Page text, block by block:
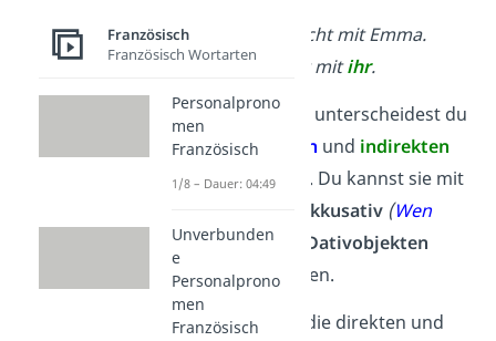
→ Timon spricht mit Emma.
Timon spricht mitihr.
Im Französischen unterscheidest du
zwischendirekten und indirekten
Objektpronomen. Du kannst sie mit
Akkusativ (Wen
oder Was?)-und
Dativobjekten
Wem?)vergleichen.
Schauen wir uns die direkten und
Französisch
Französisch Wortarten
Personalprono
men
Französisch
1/8 – Dauer: 04:49
Unverbunden
e
Personalprono
men
Französisch